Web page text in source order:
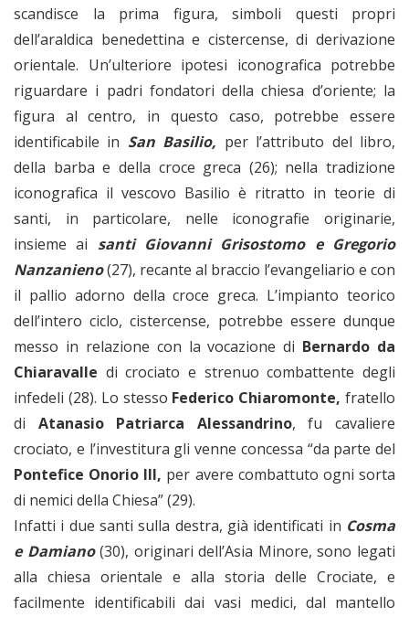
scandisce la prima figura, simboli questi propri
dell’araldica benedettina e cistercense, di derivazione
orientale. Un’ulteriore ipotesi iconografica potrebbe
riguardare i padri fondatori della chiesa d’oriente; la
figura al centro, in questo caso, potrebbe essere
identificabile in San Basilio, per l’attributo del libro,
della barba e della croce greca (26); nella tradizione
iconografica il vescovo Basilio è ritratto in teorie di
santi, in particolare, nelle iconografie originarie,
insieme ai santi Giovanni Grisostomo e Gregorio
Nanzanieno(27), recante al braccio l’evangeliario e con
il pallio adorno della croce greca. L’impianto teorico
dell’intero ciclo, cistercense, potrebbe essere dunque
messo in relazione con la vocazione di Bernardo da
Chiaravalle di crociato e strenuo combattente degli
infedeli (28). Lo stesso Federico Chiaromonte, fratello
di Atanasio Patriarca Alessandrino, fu cavaliere
crociato, e l’investitura gli venne concessa “da parte del
Pontefice Onorio III, per avere combattuto ogni sorta
di nemici della Chiesa” (29).
Infatti i due santi sulla destra, già identificati in Cosma
e Damiano(30), originari dell’Asia Minore, sono legati
alla chiesa orientale e alla storia delle Crociate, e
facilmente identificabili dai vasi medici, dal mantello